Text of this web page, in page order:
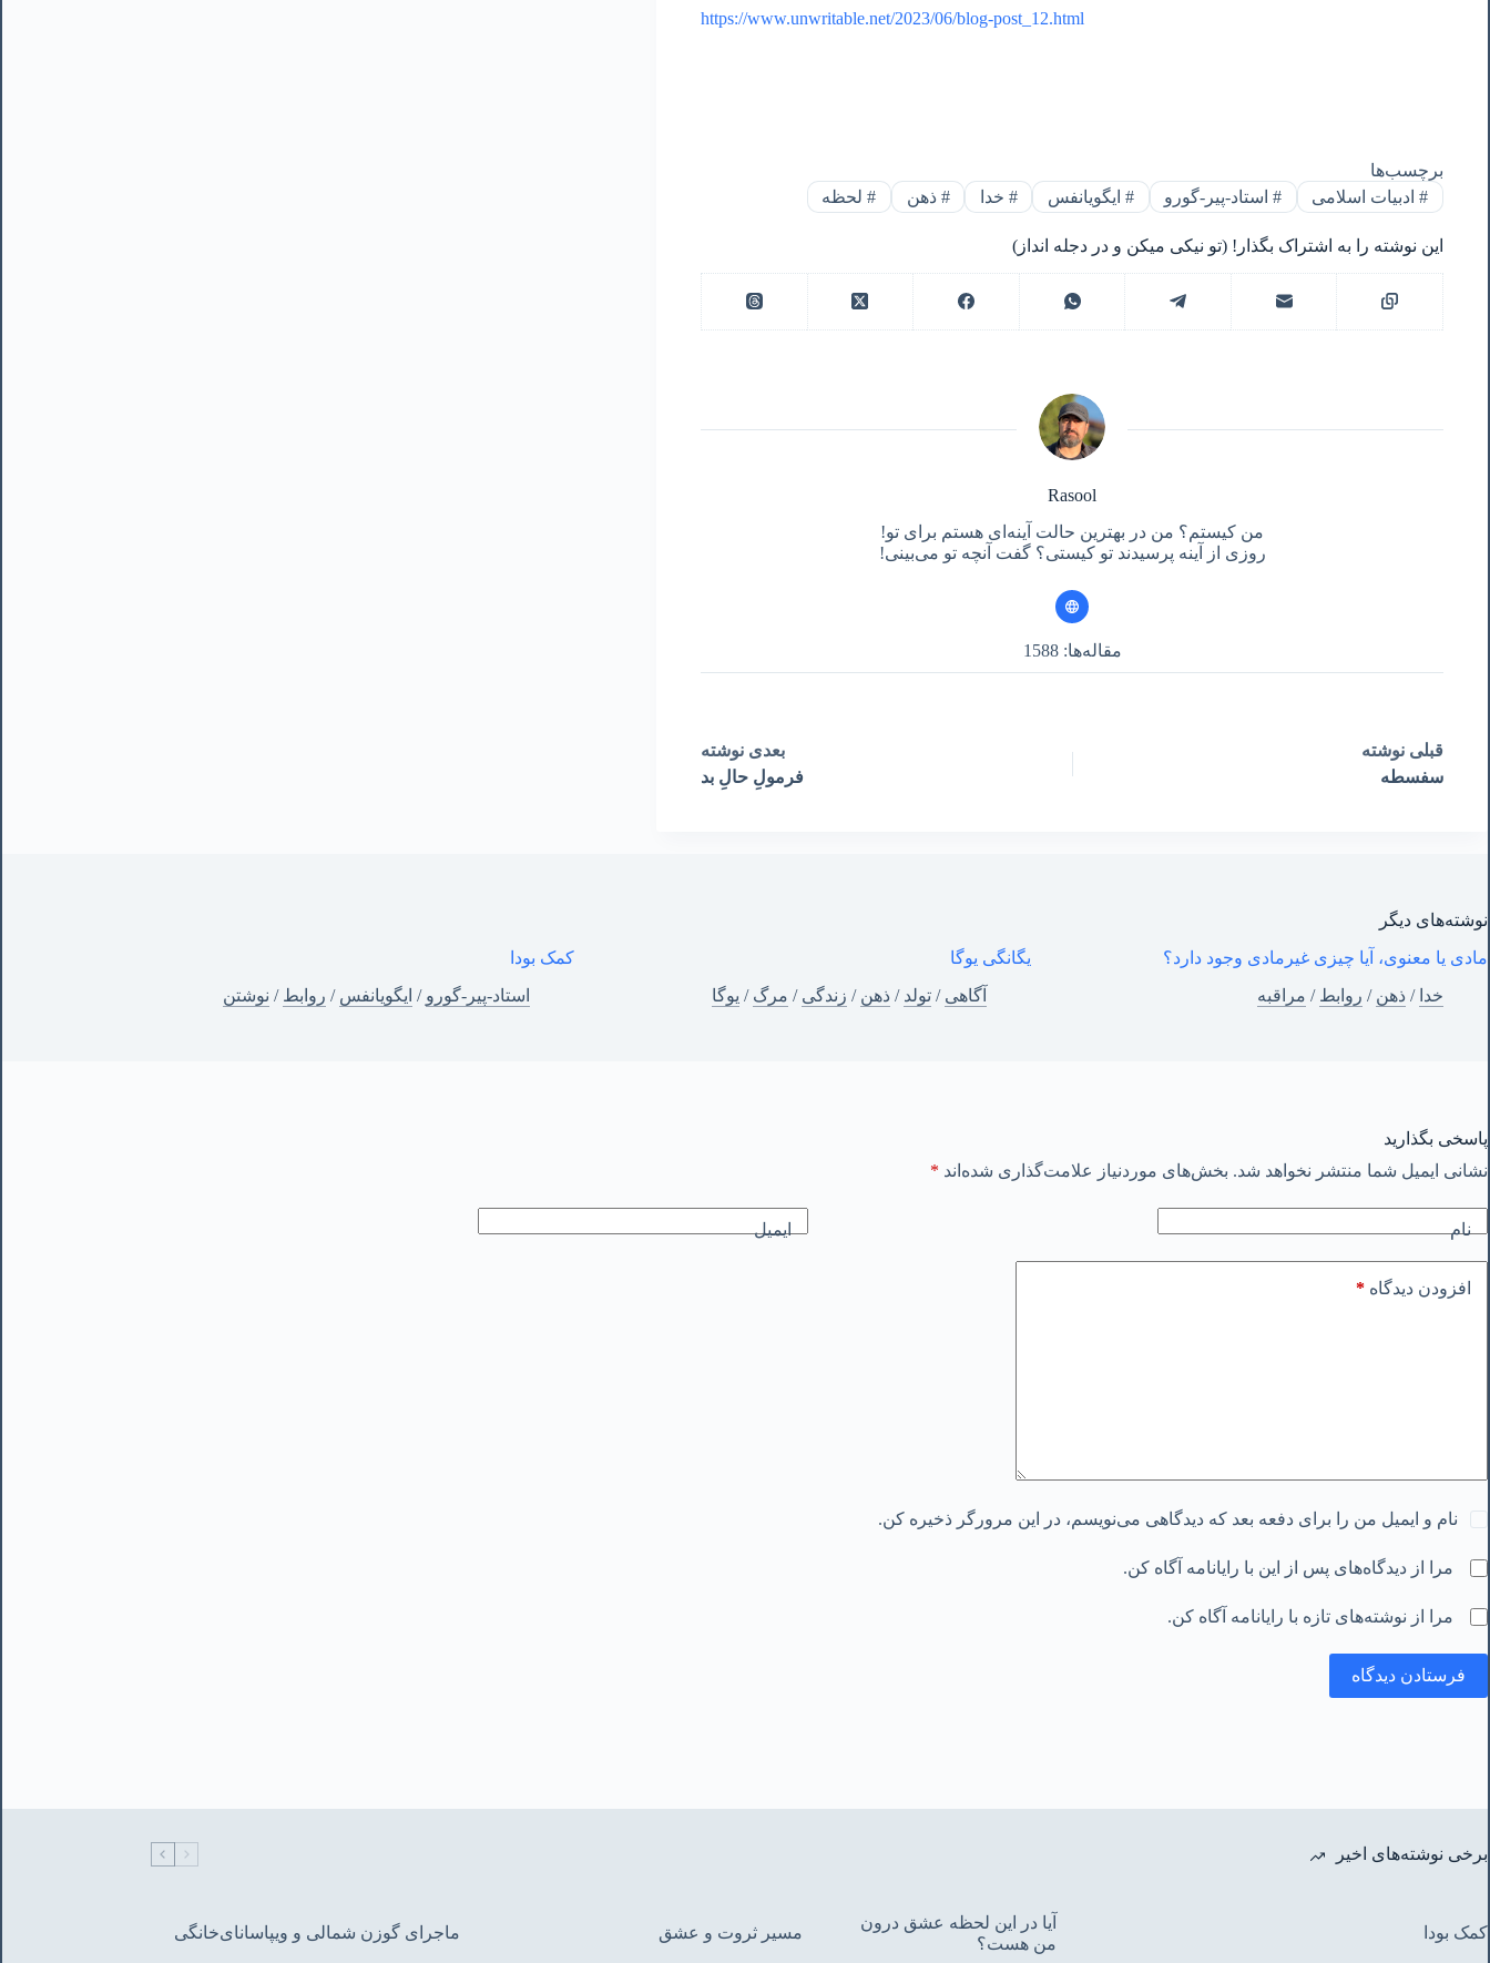
https://www.unwritable.net/2023/06/blog-post_12.html
برچسب‌ها
#ادبیات اسلامی #استاد-پیر-گورو #ایگویانفس # خدا # ذهن #لحظه
این نوشته را به اشتراک بگذار! (تو نیکی میکن و در دجله انداز)
Rasool
من کیستم؟ من در بهترین حالت آینه‌ای هستم برای تو!
روزی از آینه پرسیدند تو کیستی؟ گفت آنچه تو می‌بینی!
مقاله‌ها: 1588
قبلی نوشته
سفسطه
بعدی نوشته
فرمولِ حالِ بد
نوشته‌های‌ دیگر
مادی یا معنوی، آیا چیزی غیرمادی وجود دارد؟
خدا / ذهن / روابط / مراقبه
یگانگی یوگا
آگاهی / تولد / ذهن / زندگی / مرگ / یوگا
کمک بودا
استاد-پیر-گورو / ایگویانفس / روابط / نوشتن
پاسخی بگذارید
نشانی ایمیل شما منتشر نخواهد شد. بخش‌های موردنیاز علامت‌گذاری شده‌اند *
نام ایمیل
افزودن دیدگاه *
نام و ایمیل من را برای دفعه بعد که دیدگاهی می‌نویسم، در این مرورگر ذخیره کن.
مرا از دیدگاه‌های پس از این با رایانامه آگاه کن.
مرا از نوشته‌های تازه با رایانامه آگاه کن.
فرستادن دیدگاه
برخی نوشته‌های اخیر
کمک بودا
آیا در این لحظه عشق درون
من هست؟
مسیر ثروت و عشق ماجرای گوزن شمالی و‌ ویپاسانای‌خانگی